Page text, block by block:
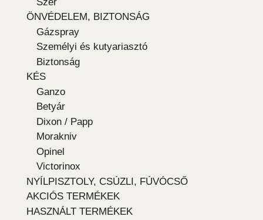
ÖNVÉDELEM, BIZTONSÁG
Gázspray
Személyi és kutyariasztó
Biztonság
KÉS
Ganzo
Betyár
Dixon / Papp
Morakniv
Opinel
Victorinox
NYÍLPISZTOLY, CSÚZLI, FÚVÓCSŐ
AKCIÓS TERMÉKEK
HASZNÁLT TERMÉKEK